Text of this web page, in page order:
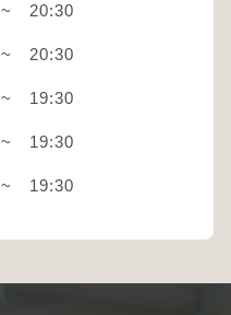
~ 20:30
~ 20:30
~ 19:30
~ 19:30
~ 19:30